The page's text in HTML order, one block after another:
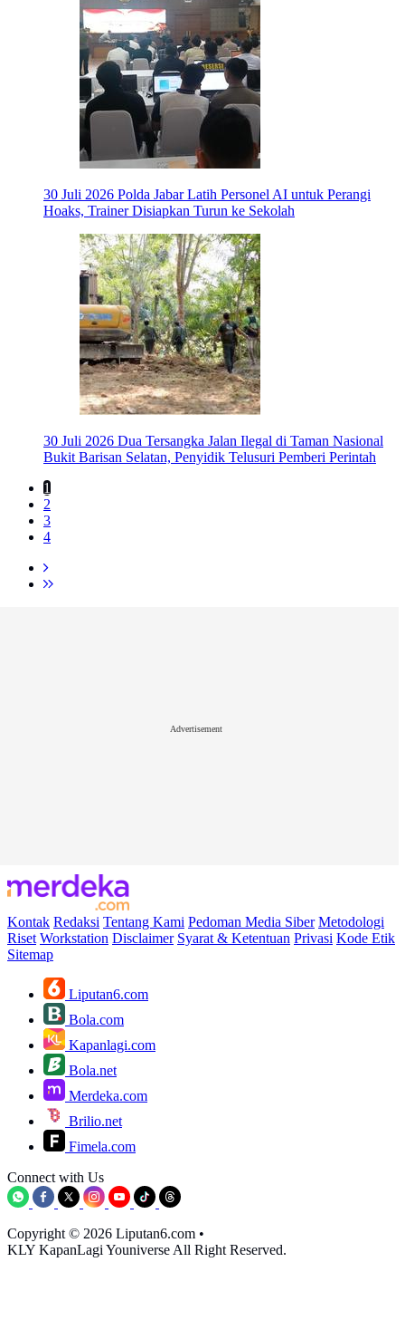
30 Juli 2026 Polda Jabar Latih Personel AI untuk Perangi
Hoaks, Trainer Disiapkan Turun ke Sekolah
30 Juli 2026 Dua Tersangka Jalan Ilegal di Taman Nasional
Bukit Barisan Selatan, Penyidik Telusuri Pemberi Perintah
1
2
3
4
Advertisement
Kontak Redaksi Tentang Kami Pedoman Media Siber Metodologi
Riset Workstation Disclaimer Syarat & Ketentuan Privasi Kode Etik
Sitemap
Liputan6.com
Bola.com
Kapanlagi.com
Bola.net
Merdeka.com
Brilio.net
Fimela.com
Connect with Us
Copyright © 2026 Liputan6.com •
KLY KapanLagi Youniverse All Right Reserved.